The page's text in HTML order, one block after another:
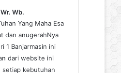
Wb.
Yang Maha Esa
dan anugerahNya
1 Banjarmasin ini
dari website ini
setiap kebutuhan